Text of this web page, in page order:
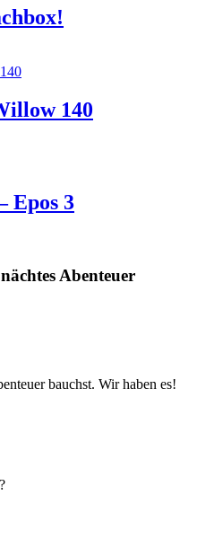
140
Epos 3
Abenteuer
bauchst. Wir haben es!